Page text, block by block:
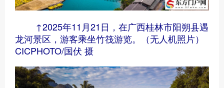
↑2025年11月21日，在广西桂林市阳朔县遇
龙河景区，游客乘坐竹筏游览。（无人机照片）
CICPHOTO/国伏 摄